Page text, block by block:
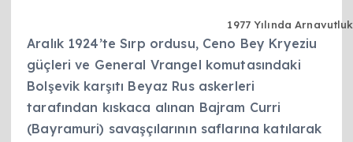
1977 Yılında
Aralık 1924’te Sırp ordusu, Ceno Bey Kryeziu
güçleri ve General Vrangel komutasındaki
Bolşevik karşıtı Beyaz Rus askerleri
tarafından kıskaca alınan Bajram Curri
(Bayramuri) savaşçılarının saflarına katılarak